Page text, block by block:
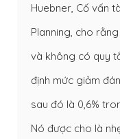
Huebner, Cố vấn
Planning, cho
và không có quy
định mức giảm
sau đó là 0,6%
Nó được cho là